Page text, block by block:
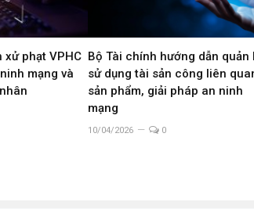
xử phạt VPHC
mạng và
Bộ Tài chính hướng dẫn quản
sử dụng tài sản công liên
sản phẩm, giải pháp an ninh
mạng
10/04/2026 0